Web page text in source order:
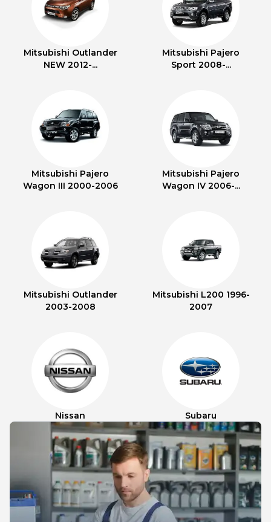
Mitsubishi Outlander
NEW 2012-...
Mitsubishi Pajero
Sport 2008-...
Mitsubishi Pajero
Wagon III 2000-2006
Mitsubishi Pajero
Wagon IV 2006-...
Mitsubishi Outlander
2003-2008
Mitsubishi L200 1996-
2007
Nissan Subaru